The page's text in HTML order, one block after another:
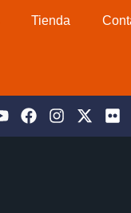
Tienda